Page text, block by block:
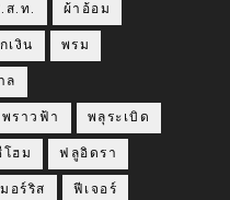
ส.ท. ผ้าอ้อม
เงิน พรม
ล
พราวฟ้า พลุระเบิด
ฮม ฟลูอิดรา
อร์ริส ฟีเจอร์